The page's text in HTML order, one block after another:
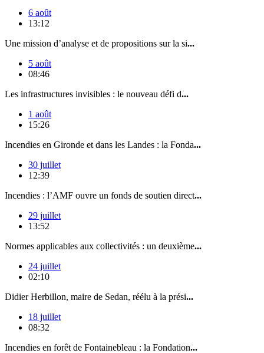
6 août
13:12
Une mission d’analyse et de propositions sur la si...
5 août
08:46
Les infrastructures invisibles : le nouveau défi d...
1 août
15:26
Incendies en Gironde et dans les Landes : la Fonda...
30 juillet
12:39
Incendies : l’AMF ouvre un fonds de soutien direct...
29 juillet
13:52
Normes applicables aux collectivités : un deuxième...
24 juillet
02:10
Didier Herbillon, maire de Sedan, réélu à la prési...
18 juillet
08:32
Incendies en forêt de Fontainebleau : la Fondation...